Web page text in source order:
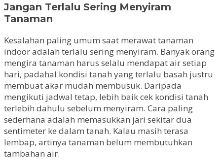
Jangan Terlalu Sering Menyiram
Tanaman
Kesalahan paling umum saat merawat tanaman
indoor adalah terlalu sering menyiram. Banyak orang
mengira tanaman harus selalu mendapat air setiap
hari, padahal kondisi tanah yang terlalu basah justru
membuat akar mudah membusuk. Daripada
mengikuti jadwal tetap, lebih baik cek kondisi tanah
terlebih dahulu sebelum menyiram. Cara paling
sederhana adalah memasukkan jari sekitar dua
sentimeter ke dalam tanah. Kalau masih terasa
lembap, artinya tanaman belum membutuhkan
tambahan air.